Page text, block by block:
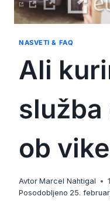
NASVETI & FAQ
Ali
služba
ob
Avtor Marcel Nahtigal
Posodobljeno 25.